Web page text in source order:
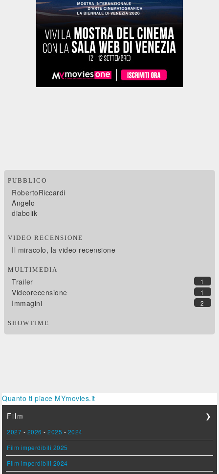
PUBBLICO
RobertoRiccardi
Angelo
diabolik
VIDEO RECENSIONE
Il miracolo, la video recensione
MULTIMEDIA
1
Trailer
1
Videorecensione
2
Immagini
SHOWTIME
Quanto ti piace MYmovies.it
Film
❯
2027 - 2026 -2025 - 2024
Film imperdibili 2025
Film imperdibili 2024